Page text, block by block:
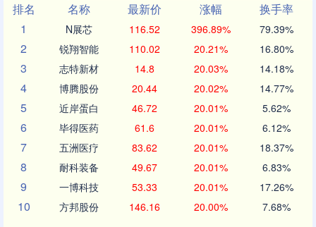
排名
名称 最新价 涨幅
换手率
1
N展芯 116.52 396.89% 79.39%
2 锐翔智能 110.02 20.21% 16.80%
3 志特新材 14.8 20.03% 14.18%
4 博腾股份 20.44 20.02% 14.77%
5 近岸蛋白 46.72 20.01% 5.62%
6 毕得医药 61.6 20.01% 6.12%
7 五洲医疗 83.62 20.01% 18.37%
8 耐科装备 49.67 20.01% 6.83%
9 一博科技 53.33 20.01% 17.26%
10 方邦股份 146.16 20.00% 7.68%